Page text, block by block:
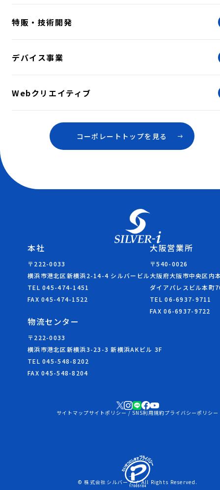
特販・技術開発
デバイス事業
Webクリエイティブ
コーポレートトップを見る
本社
〒222-0033
横浜市港北区新横浜2-14-4 シルバービル
TEL 045-474-1451
FAX 045-474-1522
大阪営業所
〒540-0026
大阪府大阪市中央区内
ダイアパレスビル本町
TEL 06-6937-9711
FAX 06-6937-9722
物流センター
〒222-0033
横浜市港北区新横浜3-23-3 新横浜AKビル 3F
TEL 045-548-8202
FAX 045-548-8204
サイトマップサイトポリシー / SNS利用規約プライバシーポリシー
© 株式会社シルバーアイ All Rights Reserved.